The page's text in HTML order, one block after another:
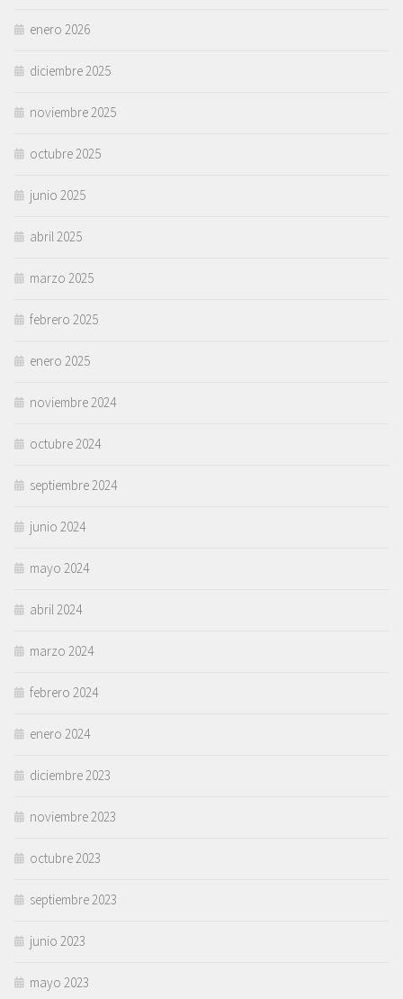
enero 2026
diciembre 2025
noviembre 2025
octubre 2025
junio 2025
abril 2025
marzo 2025
febrero 2025
enero 2025
noviembre 2024
octubre 2024
septiembre 2024
junio 2024
mayo 2024
abril 2024
marzo 2024
febrero 2024
enero 2024
diciembre 2023
noviembre 2023
octubre 2023
septiembre 2023
junio 2023
mayo 2023